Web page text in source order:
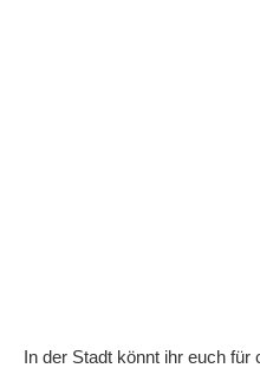
In der Stadt könnt ihr euch